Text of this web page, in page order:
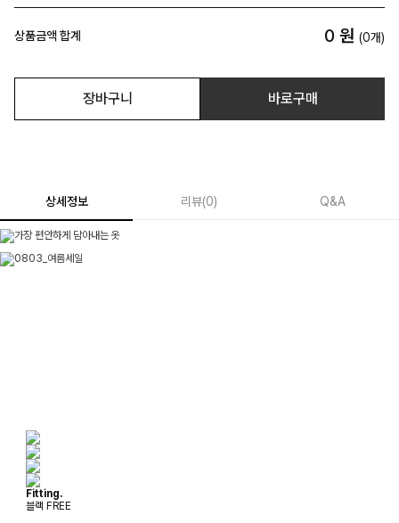
상품금액 합계 0 원 (0개)
장바구니 바로구매
상세정보 리뷰(0) Q&A
Fitting.
블랙 FREE